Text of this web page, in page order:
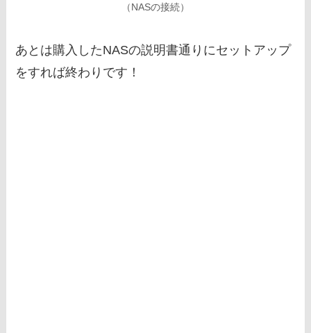
（NASの接続）
あとは購入したNASの説明書通りにセットアップ
をすれば終わりです！